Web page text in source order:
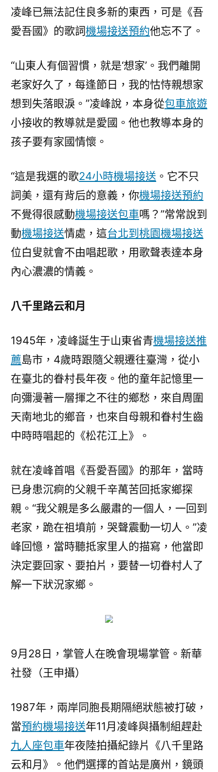
凌峰已無法記住良多新的東西，可是《吾
愛吾國》的歌詞機場接送預約他忘不了。
“山東人有個習慣，就是‘想家’。我們離開
老家好久了，每逢節日，我的怙恃親想家
想到失落眼淚。”凌峰說，本身從包車旅遊
小接收的教導就是愛國。他也教導本身的
孩子要有家國情懷。
“這是我選的歌24小時機場接送 。它不只
詞美，還有背后的意義，你機場接送預約
不覺得很感動機場接送包車嗎？”常常說到
動機場接送情處，這台北到桃園機場接送
位白叟就會不由唱起歌，用歌聲表達本身
內心濃濃的情義。
八千里路云和月
1945年，凌峰誕生于山東省青機場接送推
薦島市，4歲時跟隨父親遷往臺灣，從小
在臺北的眷村長年夜。他的童年記憶里一
向彌漫著一層揮之不往的鄉愁，來自周圍
天南地北的鄉音，也來自母親和眷村生齒
中時時唱起的《松花江上》。
就在凌峰首唱《吾愛吾國》的那年，當時
已身患沉痾的父親千辛萬苦回抵家鄉探
親。“我父親是多么嚴肅的一個人，一回到
老家，跪在祖墳前，哭聲震動一切人。”凌
峰回憶，當時聽抵家里人的描寫，他當即
決定要回家、要拍片，要替一切眷村人了
解一下狀況家鄉。
9月28日，掌管人在晚會現場掌管。新華
社發（王申攝）
1987年，兩岸同胞長期隔絕狀態被打破，
當預約機場接送年11月凌峰與攝制組趕赴
九人座包車年夜陸拍攝紀錄片《八千里路
云和月》。他們選擇的首站是廣州，鏡頭